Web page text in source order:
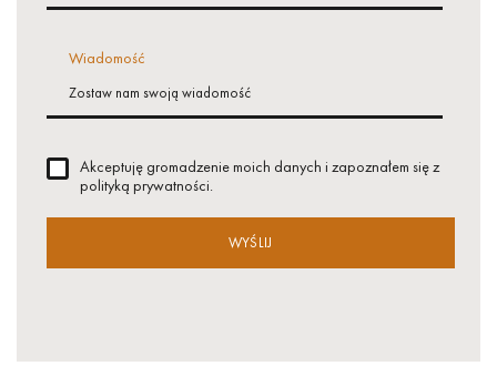
Wiadomość
Akceptuję gromadzenie moich danych i zapoznałem się z
polityką prywatności.